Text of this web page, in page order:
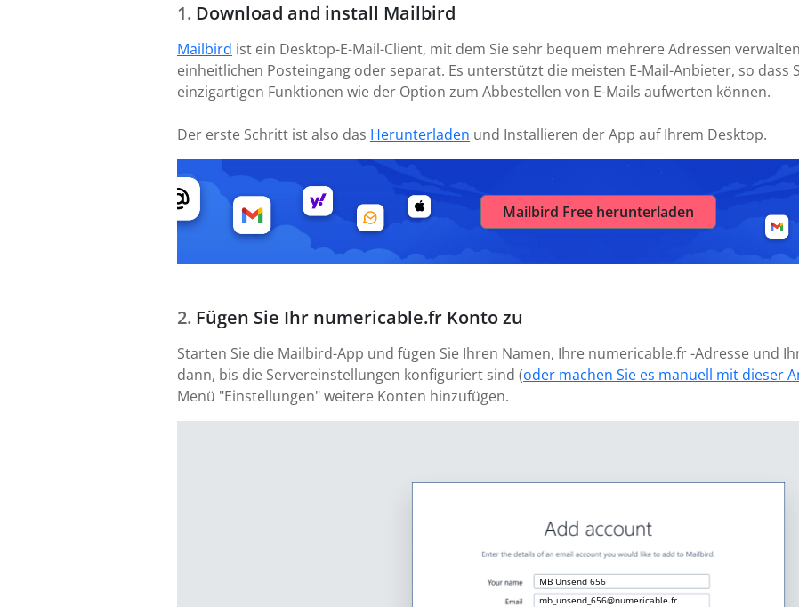
Download and install Mailbird
Mailbird ist ein Desktop-E-Mail-Client, mit dem Sie sehr bequem mehrere Adressen
einheitlichen Posteingang oder separat. Es unterstützt die meisten E-Mail-Anbieter, so dass
einzigartigen Funktionen wie der Option zum Abbestellen von E-Mails aufwerten können.
Der erste Schritt ist also das Herunterladen und Installieren der App auf Ihrem Desktop.
Mailbird Free herunterladen
Fügen Sie Ihr numericable.fr Konto zu
Starten Sie die Mailbird-App und fügen Sie Ihren Namen, Ihre numericable.fr -Adresse und
dann, bis die Servereinstellungen konfiguriert sind (oder machen Sie es manuell mit dieser
Menü "Einstellungen" weitere Konten hinzufügen.
MB Unsend 656
mb_unsend_656@numericable.fr